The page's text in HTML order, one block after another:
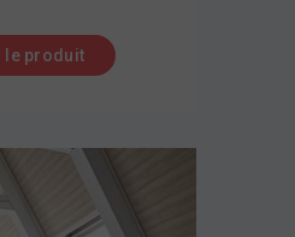
le produit